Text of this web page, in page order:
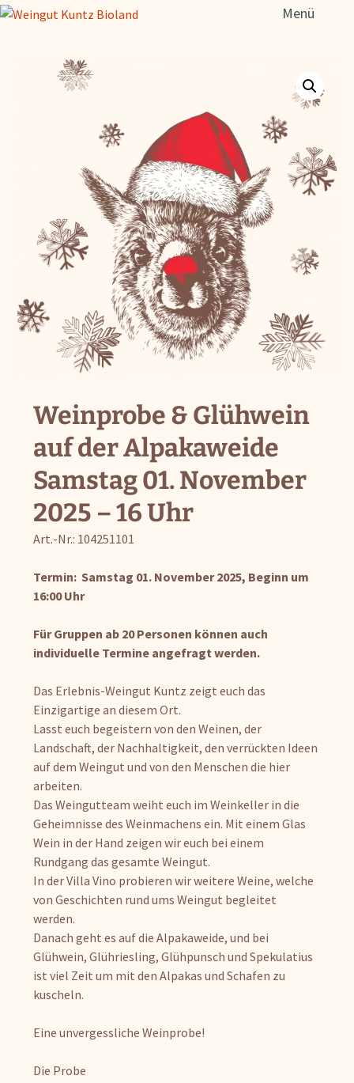
Menü
Weinprobe & Glühwein
auf der Alpakaweide
Samstag 01. November
2025 – 16 Uhr
Art.-Nr.: 104251101
Termin: Samstag 01. November 2025, Beginn um
16:00 Uhr
Für Gruppen ab 20 Personen können auch
individuelle Termine angefragt werden.
Das Erlebnis-Weingut Kuntz zeigt euch das
Einzigartige an diesem Ort.
Lasst euch begeistern von den Weinen, der
Landschaft, der Nachhaltigkeit, den verrückten Ideen
auf dem Weingut und von den Menschen die hier
arbeiten.
Das Weingutteam weiht euch im Weinkeller in die
Geheimnisse des Weinmachens ein. Mit einem Glas
Wein in der Hand zeigen wir euch bei einem
Rundgang das gesamte Weingut.
In der Villa Vino probieren wir weitere Weine, welche
von Geschichten rund ums Weingut begleitet
werden.
Danach geht es auf die Alpakaweide, und bei
Glühwein, Glühriesling, Glühpunsch und Spekulatius
ist viel Zeit um mit den Alpakas und Schafen zu
kuscheln.
Eine unvergessliche Weinprobe!
Die Probe